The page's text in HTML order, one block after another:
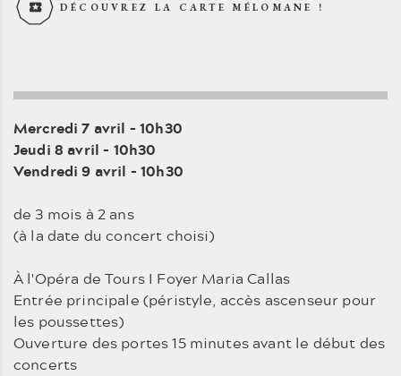
DÉCOUVREZ LA CARTE MÉLOMANE !
Mercredi 7 avril – 10h30
Jeudi 8 avril – 10h30
Vendredi 9 avril – 10h30
de 3 mois à 2 ans
(à la date du concert choisi)
À l'Opéra de Tours I Foyer Maria Callas
Entrée principale (péristyle, accès ascenseur pour
les poussettes)
Ouverture des portes 15 minutes avant le début des
concerts